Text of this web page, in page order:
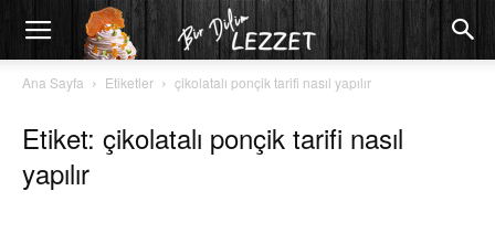
Ana Sayfa Etiketler çikolatalı ponçik tarifi nasıl yapılır
Etiket: çikolatalı ponçik tarifi nasıl
yapılır